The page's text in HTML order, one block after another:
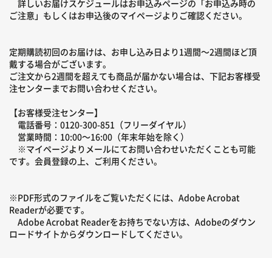
詳しいお届けスケジュールはお申込みページの「お申込み時の
ご注意」もしくはお申込後のマイページよりご確認ください。
定期購読初回のお届けは、お申し込み日より1週間～2週間ほど頂
戴する場合がございます。
ご注文から2週間を超えても商品が届かない場合は、下記お客様受
注センターまでお問い合わせください。
【お客様受注センター】
電話番号：0120-300-851（フリーダイヤル）
営業時間：10:00～16:00（年末年始を除く）
※マイページよりメールにてお問い合わせいただくことも可能
です。会員登録の上、ご利用ください。
※PDF形式のファイルをご覧いただくには、Adobe Acrobat
Readerが必要です。
Adobe Acrobat Readerをお持ちでない方は、Adobeのダウン
ロードサイトからダウンロードしてください。